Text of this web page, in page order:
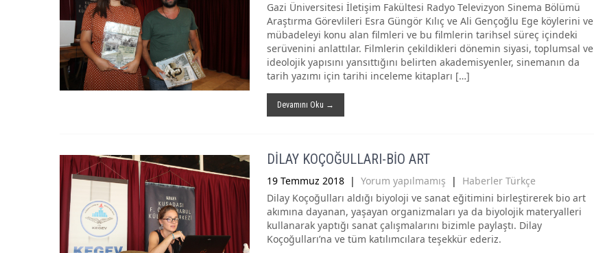
Gazi Üniversitesi İletişim Fakültesi Radyo Televizyon Sinema Bölümü
Araştırma Görevlileri Esra Güngör Kılıç ve Ali Gençoğlu Ege köylerini ve
mübadeleyi konu alan filmleri ve bu filmlerin tarihsel süreç içindeki
serüvenini anlattılar. Filmlerin çekildikleri dönemin siyasi, toplumsal ve
ideolojik yapısını yansıttığını belirten akademisyenler, sinemanın da
tarih yazımı için tarihi inceleme kitapları […]
Devamını Oku →
DİLAY KOÇOĞULLARI-BİO ART
19 Temmuz 2018 | Yorum yapılmamış | Haberler Türkçe
Dilay Koçoğulları aldığı biyoloji ve sanat eğitimini birleştirerek bio art
akımına dayanan, yaşayan organizmaları ya da biyolojik materyalleri
kullanarak yaptığı sanat çalışmalarını bizimle paylaştı. Dilay
Koçoğulları’na ve tüm katılımcılara teşekkür ederiz.